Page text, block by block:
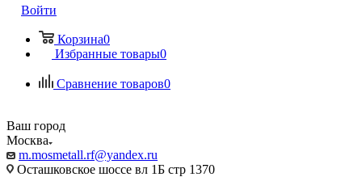
Войти
Корзина0
Избранные товары0
Сравнение товаров0
Ваш город
Москва
m.mosmetall.rf@yandex.ru
Осташковское шоссе вл 1Б стр 1370